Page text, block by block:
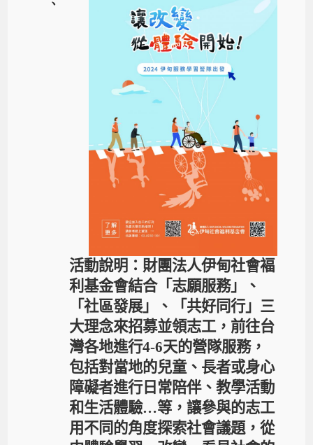
活動說明：財團法人伊甸社會褔
利基金會結合「志願服務」、
「社區發展」、「共好同行」三
大理念來招募並領志工，前往台
灣各地進行4-6天的營隊服務，
包括對當地的兒童、長者或身心
障礙者進行日常陪伴、教學活動
和生活體驗…等，讓參與的志工
用不同的角度探索社會議題，從